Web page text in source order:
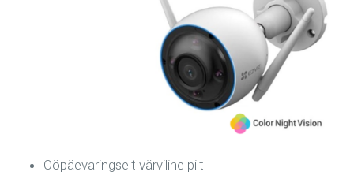
Ööpäevaringselt värviline pilt